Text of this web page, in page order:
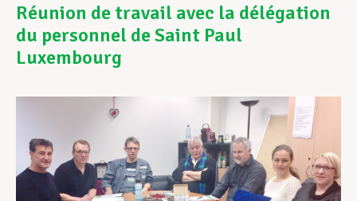
Vos droits
Développement professionnel
Réunion de travail avec la délégation
du personnel de Saint Paul
Luxembourg